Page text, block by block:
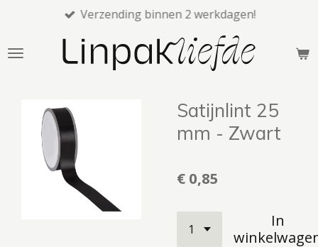
naar
Verzending binnen 2 werkdagen!
Satijnlint 25
mm - Zwart
€ 0,85
In